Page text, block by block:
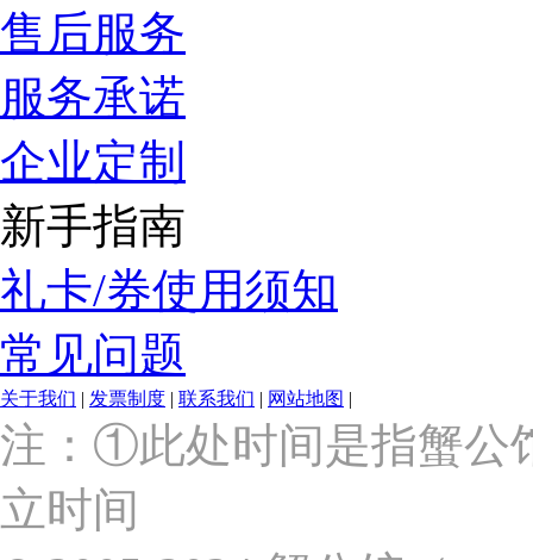
售后服务
服务承诺
企业定制
新手指南
礼卡/券使用须知
常见问题
关于我们 | 发票制度 | 联系我们 | 网站地图 |
上
海
市
浦
东
注：①此处时间是指蟹公
立时间